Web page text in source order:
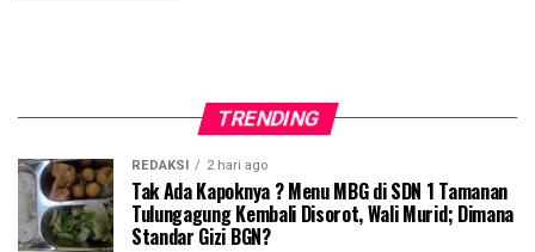
TRENDING
REDAKSI 2 hari ago
Tak Ada Kapoknya ? Menu MBG di SDN 1 Tamanan
Tulungagung Kembali Disorot, Wali Murid; Dimana
Standar Gizi BGN?